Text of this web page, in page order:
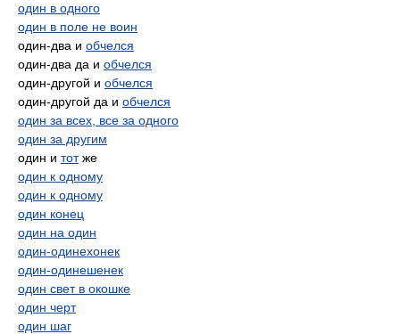
один в одного
один в поле не воин
один-два и обчелся
один-два да и обчелся
один-другой и обчелся
один-другой да и обчелся
один за всех, все за одного
один за другим
один и тотже
один к одному
один к одному
один конец
один на один
один-одинехонек
один-одинешенек
один свет в окошке
один черт
один шаг